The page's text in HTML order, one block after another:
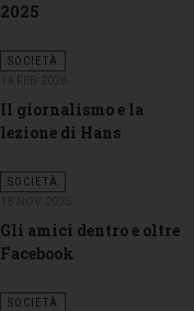
2025
SOCIETÀ
Il giornalismo e la
lezione di Hans
SOCIETÀ
Gli amici dentro e oltre
Facebook
SOCIETÀ